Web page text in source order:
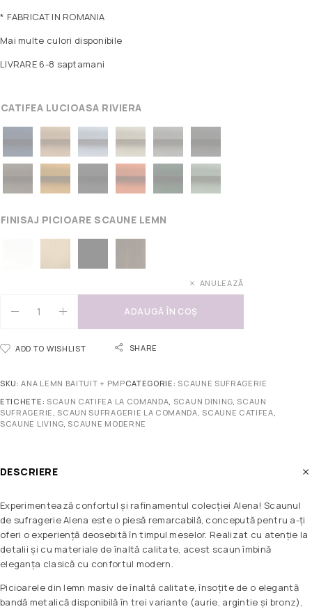
* FABRICAT IN ROMANIA
Mai multe culori disponibile
LIVRARE 6-8 saptamani
CATIFEA LUCIOASA RIVIERA
FINISAJ PICIOARE SCAUNE LEMN
ANULEAZĂ
ADAUGĂ ÎN COȘ
ADD TO WISHLIST SHARE
SKU:ANA LEMN BAITUIT + PMPCATEGORIE: SCAUNE SUFRAGERIE
ETICHETE: SCAUN CATIFEA LA COMANDA SCAUN DINING SCAUN
SUFRAGERIE SCAUN SUFRAGERIE LA COMANDA SCAUNE CATIFEA
SCAUNE LIVING, SCAUNE MODERNE
DESCRIERE
Experimentează confortul și rafinamentul colecției Alena! Scaunul
de sufragerie Alena este o piesă remarcabilă, concepută pentru a-ți
oferi o experiență deosebită în timpul meselor. Realizat cu atenție la
detalii și cu materiale de înaltă calitate, acest scaun îmbină
eleganța clasică cu confortul modern.
Picioarele din lemn masiv de înaltă calitate, însoțite de o elegantă
bandă metalică disponibilă în trei variante (aurie, argintie și bronz),